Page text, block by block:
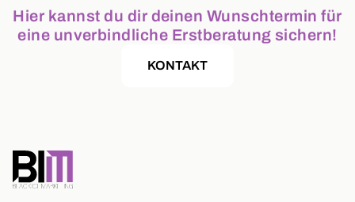
Hier kannst du dir deinen Wunschtermin für
eine unverbindliche Erstberatung sichern!
KONTAKT